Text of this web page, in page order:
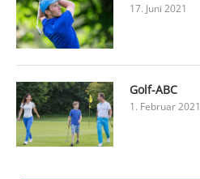
17. Juni 2021
Golf-ABC
1. Februar 2021